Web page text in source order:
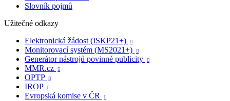
Slovník pojmů
Užitečné odkazy
Elektronická žádost (ISKP21+)

Monitorovací systém (MS2021+) 
Generátor nástrojů povinné publicity 
MMR.cz 
OPTP 
IROP 
Evropská komise v ČR 